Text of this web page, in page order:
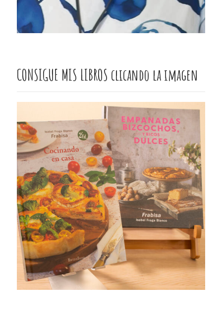
CONSIGUE MIS LIBROS clicando la imagen